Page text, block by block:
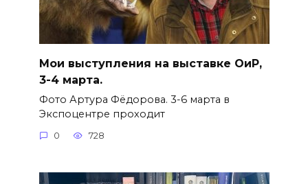
Мои выступления на выставке ОиР,
3-4 марта.
Фото Артура Фёдорова. 3-6 марта в
Экспоцентре проходит
0 728